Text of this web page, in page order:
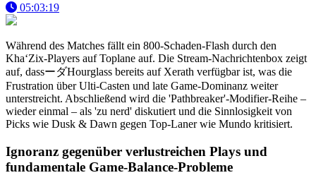
05:03:19
Während des Matches fällt ein 800-Schaden-Flash durch den
Kha‘Zix-Players auf Toplane auf. Die Stream-Nachrichtenbox zeigt
auf, dassーダHourglass bereits auf Xerath verfügbar ist, was die
Frustration über Ulti-Casten und late Game-Dominanz weiter
unterstreicht. Abschließend wird die 'Pathbreaker'-Modifier-Reihe –
wieder einmal – als 'zu nerd' diskutiert und die Sinnlosigkeit von
Picks wie Dusk & Dawn gegen Top-Laner wie Mundo kritisiert.
Ignoranz gegenüber verlustreichen Plays und
fundamentale Game-Balance-Probleme